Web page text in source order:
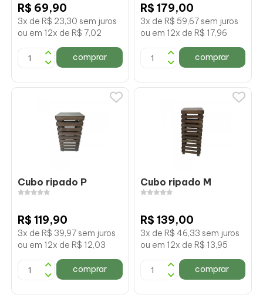
R$ 69,90
3x de R$ 23,30 sem juros
ou em 12x de R$ 7,02
comprar
R$ 179,00
3x de R$ 59,67 sem juros
ou em 12x de R$ 17,96
comprar
Cubo ripado P
R$ 119,90
3x de R$ 39,97 sem juros
ou em 12x de R$ 12,03
comprar
Cubo ripado M
R$ 139,00
3x de R$ 46,33 sem juros
ou em 12x de R$ 13,95
comprar